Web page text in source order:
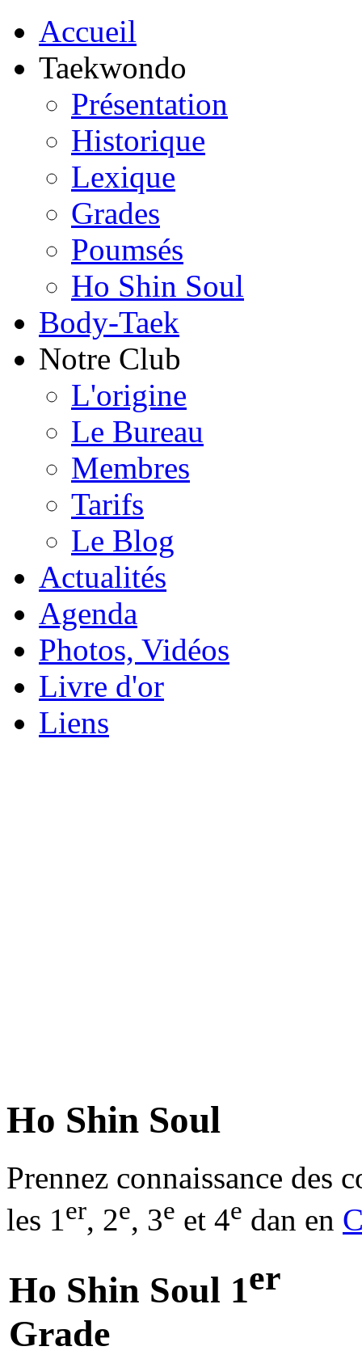
Accueil
Taekwondo
Présentation
Historique
Lexique
Grades
Poumsés
Ho Shin Soul
Body-Taek
Notre Club
L'origine
Le Bureau
Membres
Tarifs
Le Blog
Actualités
Agenda
Photos, Vidéos
Livre d'or
Liens
Ho Shin Soul
Prennez connaissance des
les 1er, 2e, 3e et 4e dan en
Ho Shin Soul 1er
Grade